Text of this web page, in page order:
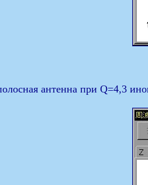
антенна при Q=4,3